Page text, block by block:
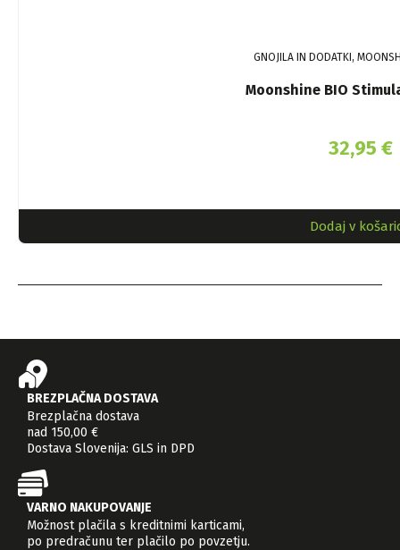
GNOJILA IN DODATKI,
Moonshine BIO
32,95 €
Dodaj v
BREZPLAČNA DOSTAVA
Brezplačna dostava
nad 150,00 €
Dostava Slovenija: GLS in DPD
VARNO NAKUPOVANJE
Možnost plačila s kreditnimi karticami,
po predračunu ter plačilo po povzetju.